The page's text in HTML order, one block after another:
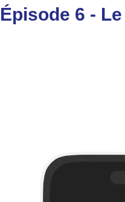
Épisode 6 -